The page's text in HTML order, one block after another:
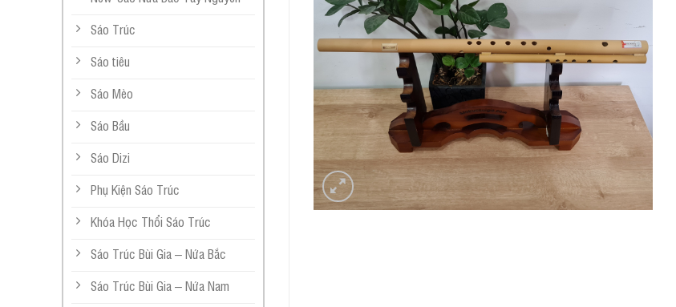
Sáo Trúc
Sáo tiêu
Sáo Mèo
Sáo Bầu
Sáo Dizi
Phụ Kiện Sáo Trúc
Khóa Học Thổi Sáo Trúc
Sáo Trúc Bùi Gia – Nứa Bắc
Sáo Trúc Bùi Gia – Nứa Nam